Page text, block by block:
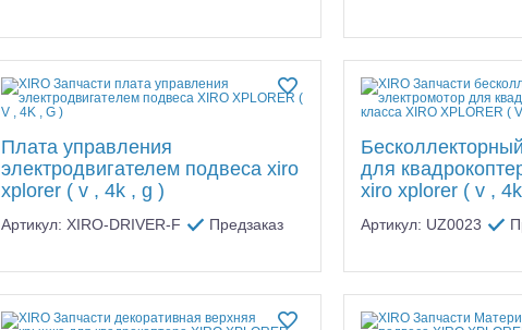
Плата управления
электродвигателем подвеса xiro
xplorer ( v , 4k , g )
Артикул: XIRO-DRIVER-F Предзаказ
для
xiro xplorer ( v ,
Артикул: UZ0023